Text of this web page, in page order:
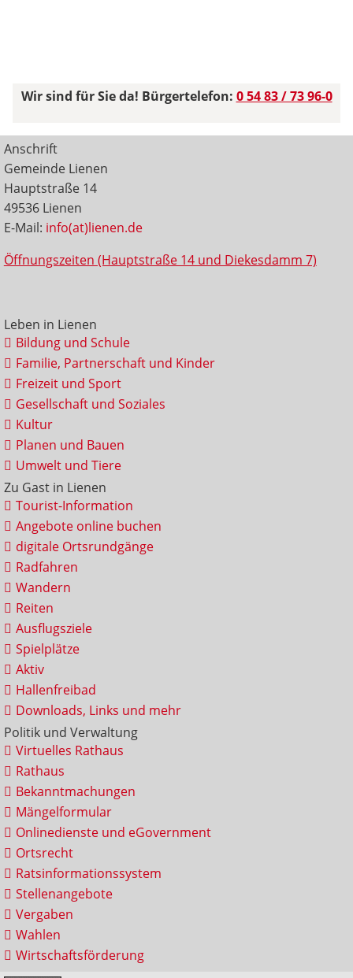
Wir sind für Sie da! Bürgertelefon: 0 54 83 / 73 96-0
Anschrift
Gemeinde Lienen
Hauptstraße 14
49536 Lienen
E-Mail: info(at)lienen.de
Öffnungszeiten (Hauptstraße 14 und Diekesdamm 7)
Leben in Lienen
Bildung und Schule
Familie, Partnerschaft und Kinder
Freizeit und Sport
Gesellschaft und Soziales
Kultur
Planen und Bauen
Umwelt und Tiere
Zu Gast in Lienen
Tourist-Information
Angebote online buchen
digitale Ortsrundgänge
Radfahren
Wandern
Reiten
Ausflugsziele
Spielplätze
Aktiv
Hallenfreibad
Downloads, Links und mehr
Politik und Verwaltung
Virtuelles Rathaus
Rathaus
Bekanntmachungen
Mängelformular
Onlinedienste und eGovernment
Ortsrecht
Ratsinformationssystem
Stellenangebote
Vergaben
Wahlen
Wirtschaftsförderung